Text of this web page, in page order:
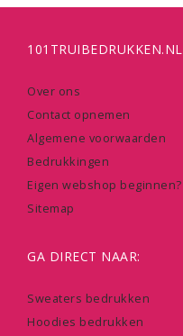
101TRUIBEDRUKKEN.NL
Over ons
Contact opnemen
Algemene voorwaarden
Bedrukkingen
Eigen webshop beginnen?
Sitemap
GA DIRECT NAAR:
Sweaters bedrukken
Hoodies bedrukken